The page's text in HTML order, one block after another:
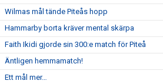
Wilmas mål tände Piteås hopp
Hammarby borta kräver mental skärpa
Faith Ikidi gjorde sin 300:e match för Piteå
Äntligen hemmamatch!
Ett mål mer…